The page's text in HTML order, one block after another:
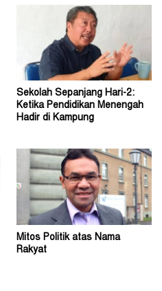
Sekolah Sepanjang Hari-2:
Ketika Pendidikan Menengah
Hadir di Kampung
Mitos Politik atas Nama
Rakyat